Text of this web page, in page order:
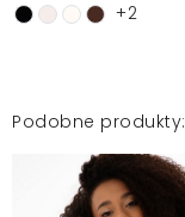
+2
Podobne produkty: